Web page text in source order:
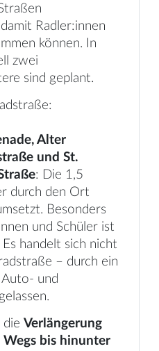
Radler:innen
können. In
zwei
sind geplant.
Alter
und St.
: Die 1,5
durch den Ort
Besonders
und Schüler ist
handelt sich nicht
– durch ein
Auto- und
die Verlängerung
bis hinunter